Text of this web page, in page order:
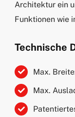
Architektur ein
Funktionen wie
Technische
Max.
Max.